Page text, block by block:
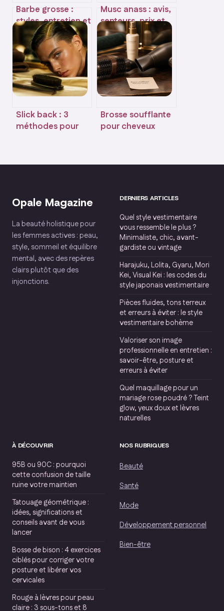
Barbe grosse :
styles, entretien et
conseils pour un
look maîtrisé
Musc anass : avis,
senteurs, prix et
alternatives à
connaître
Slick back : 3
méthodes pour
Brosse soufflante
pour cheveux
Opale Magazine
La beauté holistique pour
les femmes actives : peau,
style, sommeil et équilibre
mental, avec des repères
clairs plutôt que des
injonctions.
DERNIERS ARTICLES
Quel style vestimentaire
vous ressemble le plus ?
Minimaliste, chic, avant-
gardiste ou vintage
Harajuku, Lolita, Gyaru, Mori
Kei, Visual Kei : les codes du
style japonais vestimentaire
Pièces fluides, tons terreux
et erreurs à éviter : le style
vestimentaire bohème
Valoriser son image
professionnelle en entretien :
savoir-être, posture et
erreurs à éviter
Quel maquillage pour un
mariage rose poudré ? Teint
glow, yeux doux et lèvres
naturelles
À DÉCOUVRIR
95B ou 90C : pourquoi
cette confusion de taille
ruine votre maintien
Tatouage géométrique :
idées, significations et
conseils avant de vous
lancer
Bosse de bison : 4 exercices
ciblés pour corriger votre
posture et libérer vos
cervicales
Rouge à lèvres pour peau
claire : 3 sous-tons et 8
NOS RUBRIQUES
Beauté
Santé
Mode
Développement personnel
Bien-être